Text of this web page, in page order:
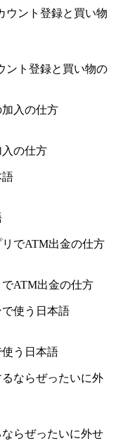
ント登録と買い物の
入の仕方
でATM出金の仕方
使う日本語
ならぜったいに外せ